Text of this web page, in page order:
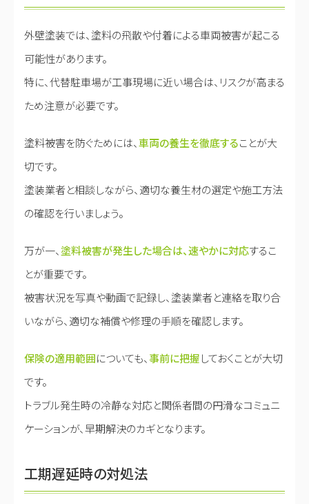
外壁塗装では、塗料の飛散や付着による車両被害が起こる
可能性があります。
特に、代替駐車場が工事現場に近い場合は、リスクが高まる
ため注意が必要です。
塗料被害を防ぐためには、車両の養生を徹底することが大
切です。
塗装業者と相談しながら、適切な養生材の選定や施工方法
の確認を行いましょう。
万が一、塗料被害が発生した場合は、速やかに対応するこ
とが重要です。
被害状況を写真や動画で記録し、塗装業者と連絡を取り合
いながら、適切な補償や修理の手順を確認します。
保険の適用範囲についても、事前に把握しておくことが大切
です。
トラブル発生時の冷静な対応と関係者間の円滑なコミュニ
ケーションが、早期解決のカギとなります。
工期遅延時の対処法